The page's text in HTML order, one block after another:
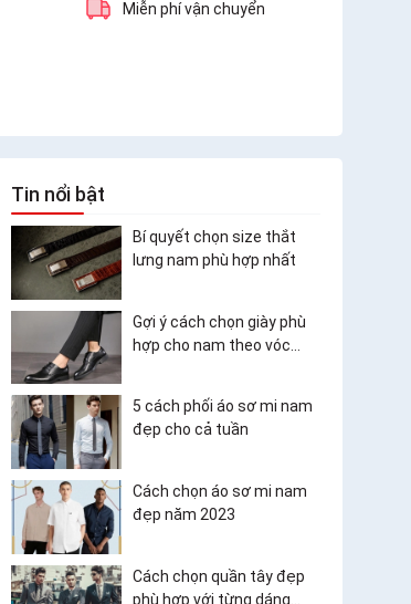
Miễn phí vận chuyển
Tin nổi bật
Bí quyết chọn size thắt
lưng nam phù hợp nhất
Gợi ý cách chọn giày phù
hợp cho nam theo vóc
5 cách phối áo sơ mi nam
đẹp cho cả tuần
Cách chọn áo sơ mi nam
đẹp năm 2023
Cách chọn quần tây đẹp
phù hợp với từng dáng